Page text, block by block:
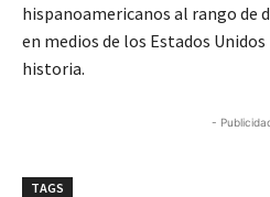
hispanoamericanos al rango
en medios de los Estados
historia.
-
TAGS